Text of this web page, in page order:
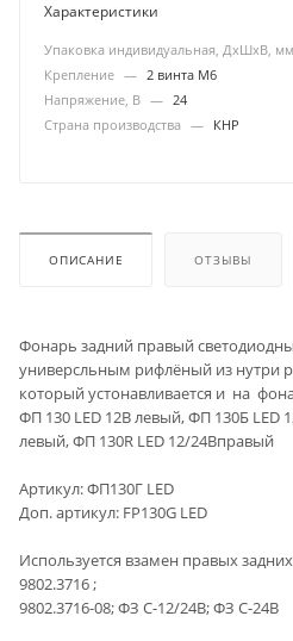
Характеристики
Упаковка индивидуальная, ДхШхВ, мм
Крепление — 2 винта М6
Напряжение, В — 24
Страна производства — КНР
ОПИСАНИЕ ОТЗЫВЫ
Фонарь задний правый
универсльным рифлёный из нутри
который устонавливается и на
ФП 130 LED 12В левый, ФП 130Б LED
левый, ФП 130R LED 12/24Вправый
Артикул: ФП130Г LED
Доп. артикул: FP130G LED
Используется взамен правых
9802.3716 ;
9802.3716-08; ФЗ С-12/24В; ФЗ С-24В